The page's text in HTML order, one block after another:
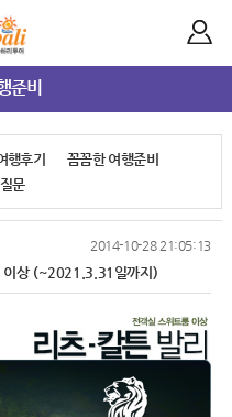
준비
행후기
꼼꼼한 여행준비
문
2014-10-28 21:05:13
이상 (~2021.3.31일까지)